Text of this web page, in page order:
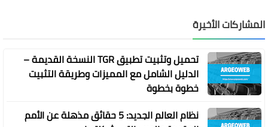
المشاركات الأخيرة
تحميل وتثبيت تطبيق TGR النسخة القديمة –
الدليل الشامل مع المميزات وطريقة التثبيت
خطوة بخطوة
نظام العالم الجديد: 5 حقائق مذهلة عن الأمم